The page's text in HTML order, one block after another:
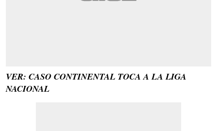
VER: CASO CONTINENTAL TOCA A LA LIGA
NACIONAL